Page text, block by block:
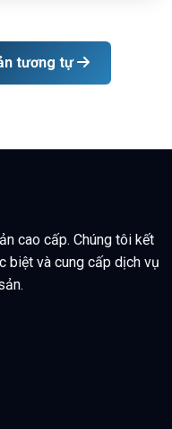
tương tự
cao cấp. Chúng tôi kết
biệt và cung cấp dịch vụ